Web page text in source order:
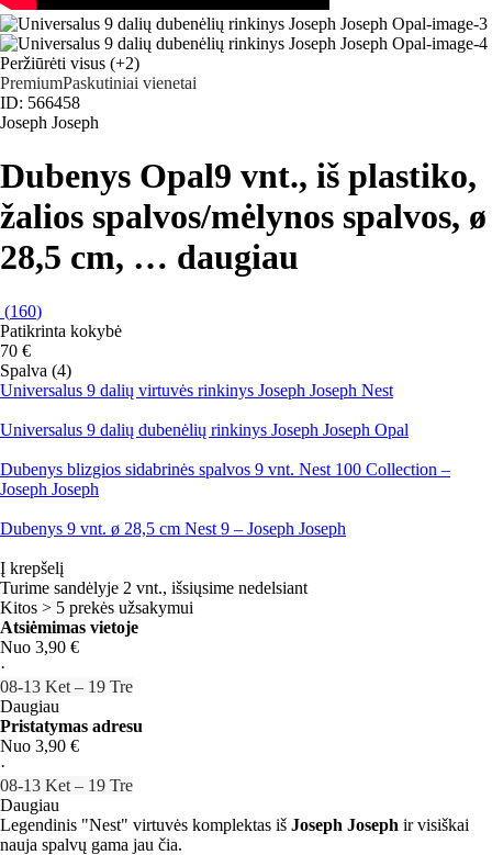
Peržiūrėti visus (+2)
PremiumPaskutiniai vienetai
ID: 566458
Joseph Joseph
Dubenys Opal9 vnt., iš plastiko,
žalios spalvos/mėlynos spalvos, ø
28,5 cm, … daugiau
(160)
Patikrinta kokybė
70 €
Spalva (4)
Universalus 9 dalių virtuvės rinkinys Joseph Joseph Nest
Universalus 9 dalių dubenėlių rinkinys Joseph Joseph Opal
Dubenys blizgios sidabrinės spalvos 9 vnt. Nest 100 Collection –
Joseph Joseph
Dubenys 9 vnt. ø 28,5 cm Nest 9 – Joseph Joseph
Į krepšelį
Turime sandėlyje 2 vnt., išsiųsime nedelsiant
Kitos > 5 prekės užsakymui
Atsiėmimas vietoje
Nuo 3,90 €
·
08‑13 Ket – 19 Tre
Daugiau
Pristatymas adresu
Nuo 3,90 €
·
08‑13 Ket – 19 Tre
Daugiau
Legendinis "Nest" virtuvės komplektas iš Joseph Joseph ir visiškai
nauja spalvų gama jau čia.